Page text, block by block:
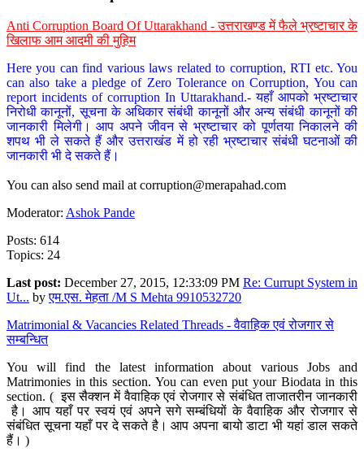
Anti Corruption Board Of Uttarakhand - उत्तराखण्ड में फैले भ्रष्टाचार के
खिलाफ आम आदमी की मुहिम
Here you can find various laws related to corruption, RTI etc. You
can also take a pledge of Zero Tolerance on Corruption, You can
report incidents of corruption In Uttarakhand.- यहाँ आपको भ्रष्टाचार
निरोधी कानूनों, सूचना के अधिकार संबंधी कानूनों और अन्य संबंधी कानूनों की
जानकारी मिलेगी। आप अपने जीवन से भ्रष्टाचार को पूर्णतया निकालने की
शपथ भी ले सकते हैं और उत्तराखंड में हो रही भ्रष्टाचार संबंधी घटनाओं की
जानकारी भी दे सकते हैं।
You can also send mail at corruption@merapahad.com
Moderator: Ashok Pande
Posts: 614
Topics: 24
Last post: December 27, 2015, 12:33:09 PM Re: Currupt System in
Ut... byएम.एस. मेहता /M S Mehta 9910532720
Matrimonial & Vacancies Related Threads - वैवाहिक एवं रोजगार से
सम्बन्धित
You will find the latest information about various Jobs and
Matrimonies in this section. You can even put your Biodata in this
section. ( इस सैक्शन में वैवाहिक एवं रोजगार से संबंधित ताजातरीन जानकारी
है। आप यहाँ पर स्वयं एवं अपने सगे सम्बंधियों के वैवाहिक और रोजगार से
संबंधित सूचना यहाँ पर दे सकते है। आप अपना बायो डाटा भी यहां डाल सकते
हैं। )